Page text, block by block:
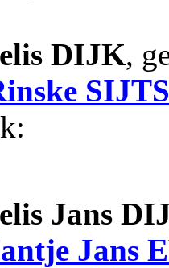
DIJK,
Jans
Jans